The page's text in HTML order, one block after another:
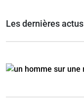
Les dernières actus